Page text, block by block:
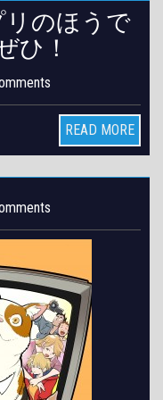
のほうで
ひ！
READ MORE